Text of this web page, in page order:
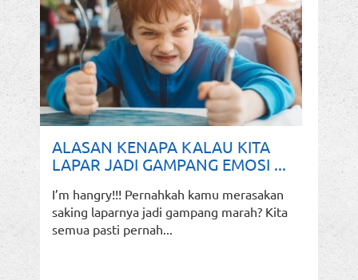
ALASAN KENAPA KALAU KITA
LAPAR JADI GAMPANG EMOSI ...
I’m hangry!!! Pernahkah kamu merasakan
saking laparnya jadi gampang marah? Kita
semua pasti pernah...